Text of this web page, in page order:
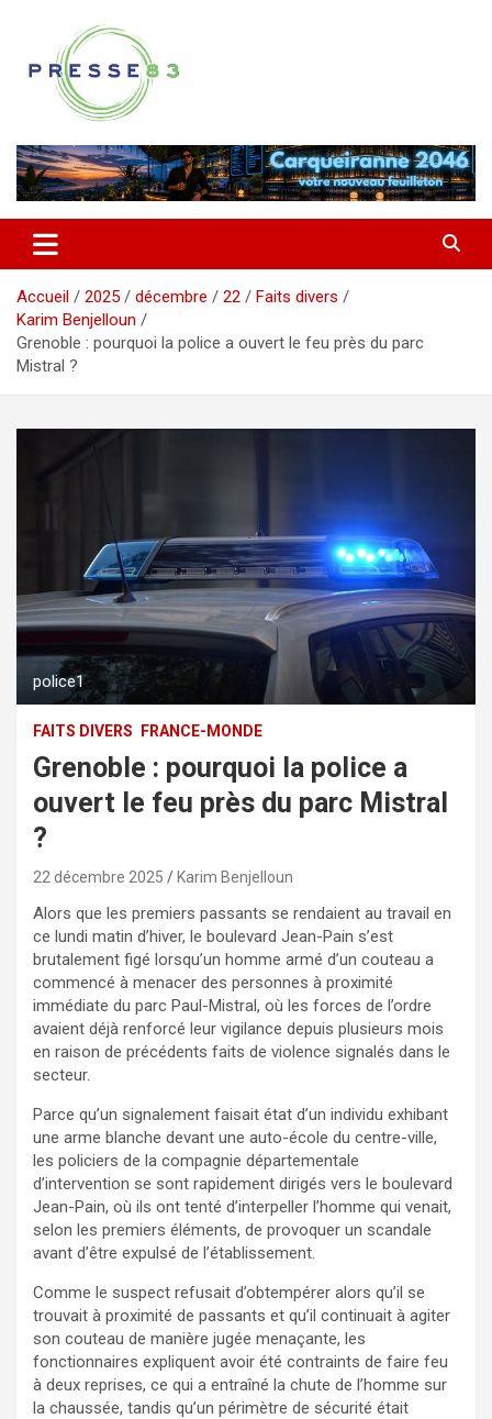
contenu
Presse 83
Accueil 2025 décembre 22
Faits divers
Karim Benjelloun
Grenoble : pourquoi la police a ouvert le feu près du parc
Mistral ?
police1
FAITS DIVERS FRANCE-MONDE
Grenoble : pourquoi la police a
ouvert le feu près du parc Mistral
?
22 décembre 2025 Karim Benjelloun
Alors que les premiers passants se rendaient au travail en
ce lundi matin d’hiver, le boulevard Jean-Pain s’est
brutalement figé lorsqu’un homme armé d’un couteau a
commencé à menacer des personnes à proximité
immédiate du parc Paul-Mistral, où les forces de l’ordre
avaient déjà renforcé leur vigilance depuis plusieurs mois
en raison de précédents faits de violence signalés dans le
secteur.
Parce qu’un signalement faisait état d’un individu exhibant
une arme blanche devant une auto-école du centre-ville,
les policiers de la compagnie départementale
d’intervention se sont rapidement dirigés vers le boulevard
Jean-Pain, où ils ont tenté d’interpeller l’homme qui venait,
selon les premiers éléments, de provoquer un scandale
avant d’être expulsé de l’établissement.
Comme le suspect refusait d’obtempérer alors qu’il se
trouvait à proximité de passants et qu’il continuait à agiter
son couteau de manière jugée menaçante, les
fonctionnaires expliquent avoir été contraints de faire feu
à deux reprises, ce qui a entraîné la chute de l’homme sur
la chaussée, tandis qu’un périmètre de sécurité était